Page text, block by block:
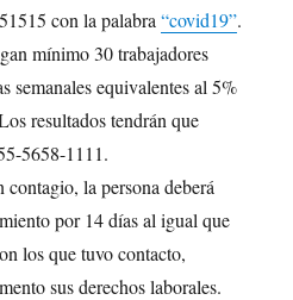
con la palabra“covid19”.
mínimo 30 trabajadores
semanales equivalentes al 5%
resultados tendrán que
5658-1111.
la persona deberá
por 14 días al igual que
los que tuvo contacto,
sus derechos laborales.